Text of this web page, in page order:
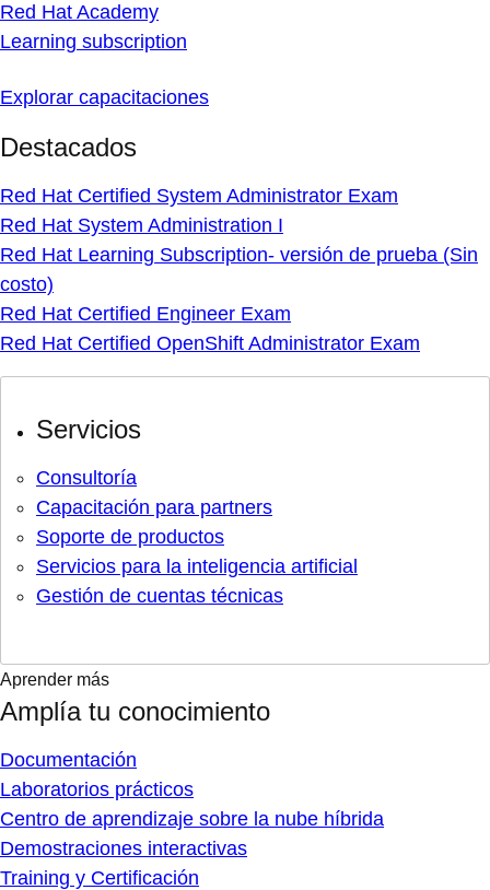
Red Hat Academy
Learning subscription
Explorar capacitaciones
Destacados
Red Hat Certified System Administrator Exam
Red Hat System Administration I
Red Hat Learning Subscription- versión de prueba (Sin
costo)
Red Hat Certified Engineer Exam
Red Hat Certified OpenShift Administrator Exam
Servicios
Consultoría
Capacitación para partners
Soporte de productos
Servicios para la inteligencia artificial
Gestión de cuentas técnicas
Aprender más
Amplía tu conocimiento
Documentación
Laboratorios prácticos
Centro de aprendizaje sobre la nube híbrida
Demostraciones interactivas
Training y Certificación